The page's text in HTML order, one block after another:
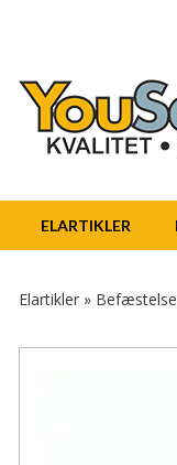
ELARTIKLER
Elartikler » Befæstelse